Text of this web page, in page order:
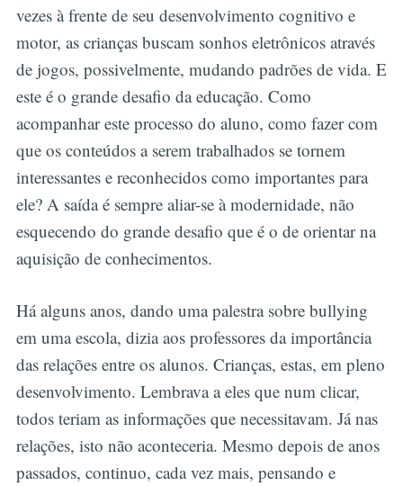
vezes à frente de seu desenvolvimento cognitivo e
motor, as crianças buscam sonhos eletrônicos através
de jogos, possivelmente, mudando padrões de vida. E
este é o grande desafio da educação. Como
acompanhar este processo do aluno, como fazer com
que os conteúdos a serem trabalhados se tornem
interessantes e reconhecidos como importantes para
ele? A saída é sempre aliar-se à modernidade, não
esquecendo do grande desafio que é o de orientar na
aquisição de conhecimentos.
Há alguns anos, dando uma palestra sobre bullying
em uma escola, dizia aos professores da importância
das relações entre os alunos. Crianças, estas, em pleno
desenvolvimento. Lembrava a eles que num clicar,
todos teriam as informações que necessitavam. Já nas
relações, isto não aconteceria. Mesmo depois de anos
passados, continuo, cada vez mais, pensando e